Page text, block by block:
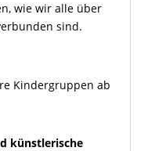
wie wir alle über
sind.
Kindergruppen ab
künstlerische